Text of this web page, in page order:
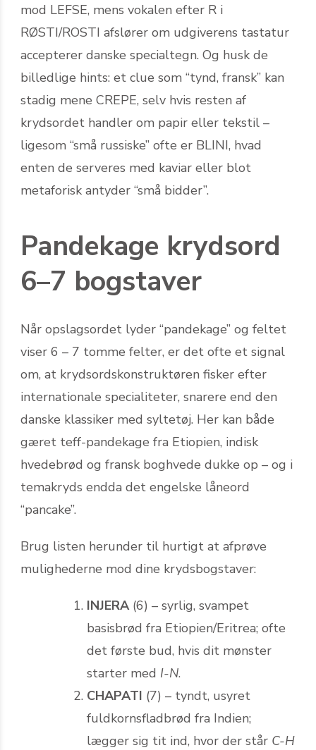
mod LEFSE, mens vokalen efter R i
RØSTI/ROSTI afslører om udgiverens tastatur
accepterer danske specialtegn. Og husk de
billedlige hints: et clue som “tynd, fransk” kan
stadig mene CREPE, selv hvis resten af
krydsordet handler om papir eller tekstil –
ligesom “små russiske” ofte er BLINI, hvad
enten de serveres med kaviar eller blot
metaforisk antyder “små bidder”.
Pandekage krydsord
6–7 bogstaver
Når opslagsordet lyder “pandekage” og feltet
viser 6 – 7 tomme felter, er det ofte et signal
om, at krydsordskonstruktøren fisker efter
internationale specialiteter, snarere end den
danske klassiker med syltetøj. Her kan både
gæret teff-pandekage fra Etiopien, indisk
hvedebrød og fransk boghvede dukke op – og i
temakryds endda det engelske låneord
“pancake”.
Brug listen herunder til hurtigt at afprøve
mulighederne mod dine krydsbogstaver:
INJERA(6) – syrlig, svampet
basisbrød fra Etiopien/Eritrea; ofte
det første bud, hvis dit mønster
starter med I-N.
CHAPATI (7) – tyndt, usyret
fuldkornsfladbrød fra Indien;
lægger sig tit ind, hvor der står C-H